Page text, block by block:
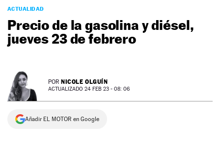
PODCAST
MOTOS
TECNOLOGÍA
SUPERCOCHES
PREMIOS
SERVICIOS
ACTUALIDAD
Precio de la gasolina y diésel,
jueves 23 de febrero
POR NICOLE OLGUÍN
ACTUALIZADO 24 FEB 23 - 08: 06
Añadir EL MOTOR en Google